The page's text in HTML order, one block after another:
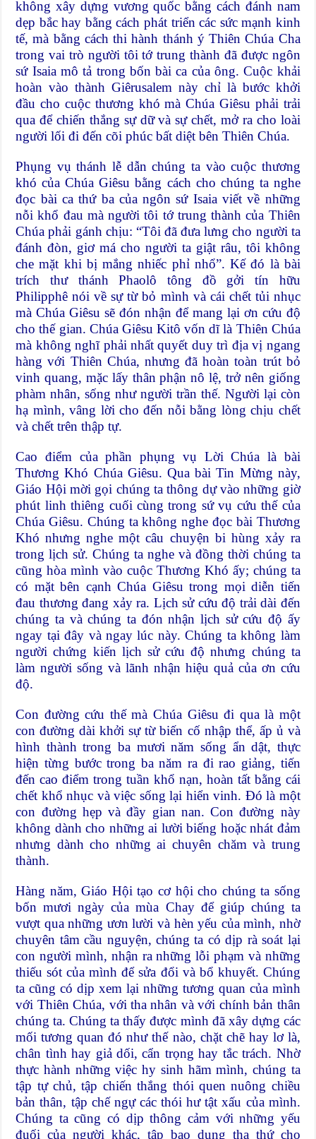
không xây dựng vương quốc bằng cách đánh nam
dẹp bắc hay bằng cách phát triển các sức mạnh kinh
tế, mà bằng cách thi hành thánh ý Thiên Chúa Cha
trong vai trò người tôi tớ trung thành đã được ngôn
sứ Isaia mô tả trong bốn bài ca của ông. Cuộc khải
hoàn vào thành Giêrusalem này chỉ là bước khởi
đầu cho cuộc thương khó mà Chúa Giêsu phải trải
qua để chiến thắng sự dữ và sự chết, mở ra cho loài
người lối đi đến cõi phúc bất diệt bên Thiên Chúa.
Phụng vụ thánh lễ dẫn chúng ta vào cuộc thương
khó của Chúa Giêsu bằng cách cho chúng ta nghe
đọc bài ca thứ ba của ngôn sứ Isaia viết về những
nỗi khổ đau mà người tôi tớ trung thành của Thiên
Chúa phải gánh chịu: “Tôi đã đưa lưng cho người ta
đánh đòn, giơ má cho người ta giật râu, tôi không
che mặt khi bị mắng nhiếc phỉ nhổ”. Kế đó là bài
trích thư thánh Phaolô tông đồ gởi tín hữu
Philipphê nói về sự từ bỏ mình và cái chết tủi nhục
mà Chúa Giêsu sẽ đón nhận để mang lại ơn cứu độ
cho thế gian. Chúa Giêsu Kitô vốn dĩ là Thiên Chúa
mà không nghĩ phải nhất quyết duy trì địa vị ngang
hàng với Thiên Chúa, nhưng đã hoàn toàn trút bỏ
vinh quang, mặc lấy thân phận nô lệ, trở nên giống
phàm nhân, sống như người trần thế. Người lại còn
hạ mình, vâng lời cho đến nỗi bằng lòng chịu chết
và chết trên thập tự.
Cao điểm của phần phụng vụ Lời Chúa là bài
Thương Khó Chúa Giêsu. Qua bài Tin Mừng này,
Giáo Hội mời gọi chúng ta thông dự vào những giờ
phút linh thiêng cuối cùng trong sứ vụ cứu thế của
Chúa Giêsu. Chúng ta không nghe đọc bài Thương
Khó nhưng nghe một câu chuyện bi hùng xảy ra
trong lịch sử. Chúng ta nghe và đồng thời chúng ta
cũng hòa mình vào cuộc Thương Khó ấy; chúng ta
có mặt bên cạnh Chúa Giêsu trong mọi diễn tiến
đau thương đang xảy ra. Lịch sử cứu độ trải dài đến
chúng ta và chúng ta đón nhận lịch sử cứu độ ấy
ngay tại đây và ngay lúc này. Chúng ta không làm
người chứng kiến lịch sử cứu độ nhưng chúng ta
làm người sống và lãnh nhận hiệu quả của ơn cứu
độ.
Con đường cứu thế mà Chúa Giêsu đi qua là một
con đường dài khởi sự từ biến cố nhập thể, ấp ủ và
hình thành trong ba mươi năm sống ẩn dật, thực
hiện từng bước trong ba năm ra đi rao giảng, tiến
đến cao điểm trong tuần khổ nạn, hoàn tất bằng cái
chết khổ nhục và việc sống lại hiển vinh. Đó là một
con đường hẹp và đầy gian nan. Con đường này
không dành cho những ai lười biếng hoặc nhát đảm
nhưng dành cho những ai chuyên chăm và trung
thành.
Hàng năm, Giáo Hội tạo cơ hội cho chúng ta sống
bốn mươi ngày của mùa Chay để giúp chúng ta
vượt qua những ươn lười và hèn yếu của mình, nhờ
chuyên tâm cầu nguyện, chúng ta có dịp rà soát lại
con người mình, nhận ra những lỗi phạm và những
thiếu sót của mình để sửa đổi và bổ khuyết. Chúng
ta cũng có dịp xem lại những tương quan của mình
với Thiên Chúa, với tha nhân và với chính bản thân
chúng ta. Chúng ta thấy được mình đã xây dựng các
mối tương quan đó như thế nào, chặt chẽ hay lơ là,
chân tình hay giả dối, cẩn trọng hay tắc trách. Nhờ
thực hành những việc hy sinh hãm mình, chúng ta
tập tự chủ, tập chiến thắng thói quen nuông chiều
bản thân, tập chế ngự các thói hư tật xấu của mình.
Chúng ta cũng có dịp thông cảm với những yếu
đuối của người khác, tập bao dung tha thứ cho